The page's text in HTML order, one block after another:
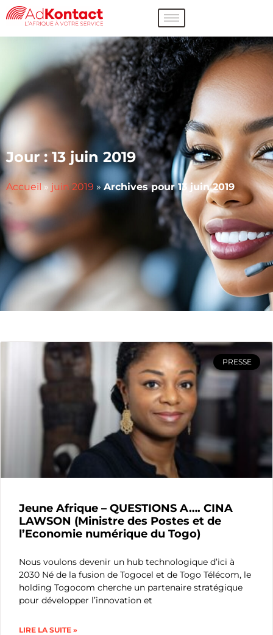
Jour : 13 juin 2019
Accueil » juin 2019 »Archives pour 13 juin 2019
PRESSE
Jeune Afrique – QUESTIONS A…. CINA
LAWSON (Ministre des Postes et de
l’Economie numérique du Togo)
Nous voulons devenir un hub technologique d’ici à
2030 Né de la fusion de Togocel et de Togo Télécom, le
holding Togocom cherche un partenaire stratégique
pour développer l’innovation et
LIRE LA SUITE »